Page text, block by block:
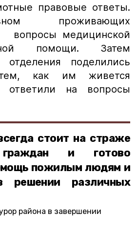
правовые ответы.
проживающих
вопросы медицинской
помощи. Затем
поделились
как им живется
ответили на вопросы
стоит на страже
граждан и готово
пожилым людям и
решении различных
района в завершении